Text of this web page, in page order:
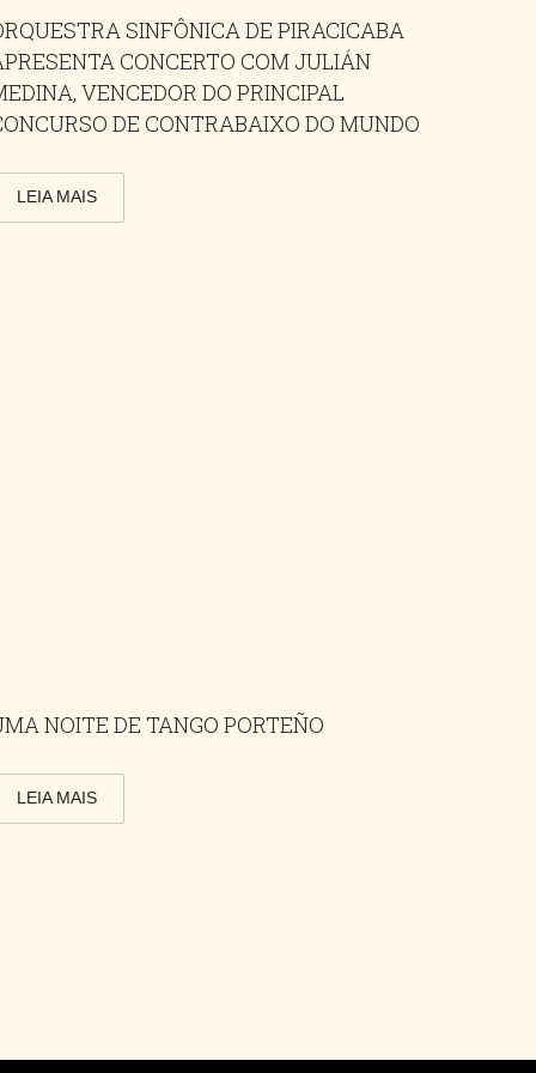
SINFÔNICA DE PIRACICABA
CONCERTO COM JULIÁN
VENCEDOR DO PRINCIPAL
DE CONTRABAIXO DO MUNDO
LEIA MAIS
NOITE DE TANGO PORTEÑO
LEIA MAIS